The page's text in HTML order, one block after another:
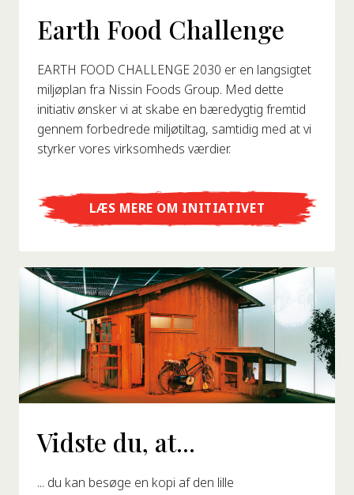
Earth Food Challenge
EARTH FOOD CHALLENGE 2030 er en langsigtet
miljøplan fra Nissin Foods Group. Med dette
initiativ ønsker vi at skabe en bæredygtig fremtid
gennem forbedrede miljøtiltag, samtidig med at vi
styrker vores virksomheds værdier.
LÆS MERE OM INITIATIVET
Vidste du, at...
... du kan besøge en kopi af den lille